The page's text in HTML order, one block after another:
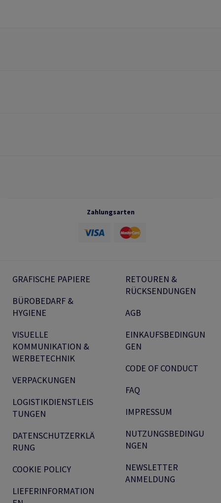
Zahlungsarten
GRAFISCHE PAPIERE
BÜROBEDARF &
HYGIENE
VISUELLE
KOMMUNIKATION &
WERBETECHNIK
VERPACKUNGEN
LOGISTIKDIENSTLEIS
TUNGEN
DATENSCHUTZERKLÄ
RUNG
COOKIE POLICY
LIEFERINFORMATION
RETOUREN &
RÜCKSENDUNGEN
AGB
EINKAUFSBEDINGUN
GEN
CODE OF CONDUCT
FAQ
IMPRESSUM
NUTZUNGSBEDINGU
NGEN
NEWSLETTER
ANMELDUNG